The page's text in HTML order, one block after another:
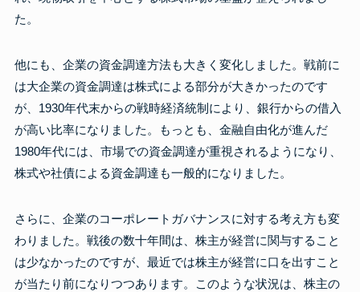
た。
他にも、企業の資金調達方法も大きく変化しました。戦前に
は大企業の資金調達は株式による部分が大きかったのです
が、1930年代末からの戦時経済統制により、銀行からの借入
が高い比率になりました。もっとも、金融自由化が進んだ
1980年代には、市場での資金調達が重視されるようになり、
株式や社債による資金調達も一般的になりました。
さらに、企業のコーポレートガバナンスに対する考え方も変
わりました。戦後の数十年間は、株主が経営に関与すること
は少なかったのですが、最近では株主が経営に口を出すこと
が当たり前になりつつあります。このような状況は、株主の